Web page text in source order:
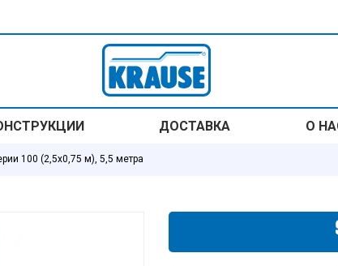
ДОСТАВКА О
100 (2,5х0,75 м), 5,5 метра